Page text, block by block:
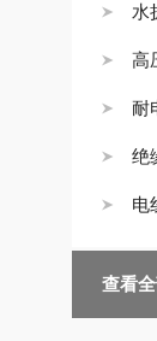
水
高
耐
绝
电
查看